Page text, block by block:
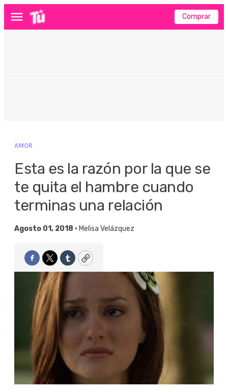
Menú Comprar
AMOR
Esta es la razón por la que se
te quita el hambre cuando
terminas una relación
Agosto 01, 2018 • Melisa Velázquez
Facebook
TwitterTumblrCopy